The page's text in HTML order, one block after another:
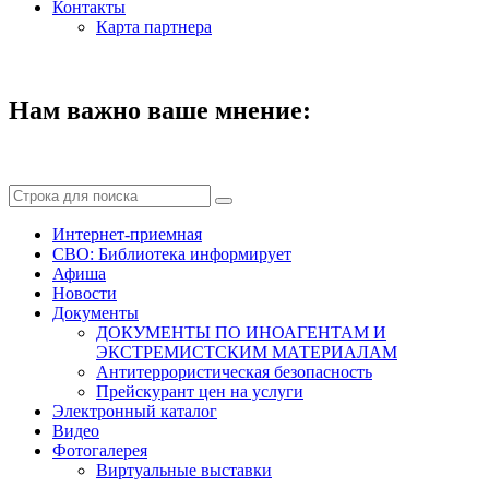
Контакты
Карта партнера
Нам важно ваше мнение:
Интернет-приемная
СВО: Библиотека информирует
Афиша
Новости
Документы
ДОКУМЕНТЫ ПО ИНОАГЕНТАМ И
ЭКСТРЕМИСТСКИМ МАТЕРИАЛАМ
Антитеррористическая безопасность
Прейскурант цен на услуги
Электронный каталог
Видео
Фотогалерея
Виртуальные выставки